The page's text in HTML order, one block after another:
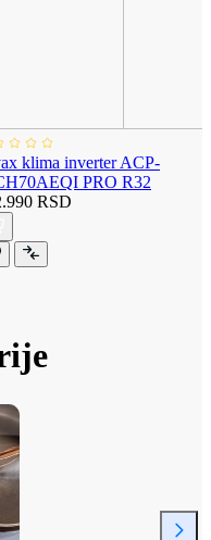
klima inverter ACP-
PRO R32
RSD